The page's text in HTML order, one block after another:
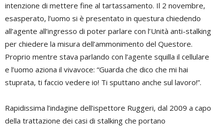
intenzione di mettere fine al tartassamento. Il 2 novembre,
esasperato, l’uomo si è presentato in questura chiedendo
all’agente all’ingresso di poter parlare con l’Unità anti-stalking
per chiedere la misura dell’ammonimento del Questore.
Proprio mentre stava parlando con l’agente squilla il cellulare
e l’uomo aziona il vivavoce: “Guarda che dico che mi hai
stuprata, ti faccio vedere io! Ti sputtano anche sul lavoro!”.
Rapidissima l’indagine dell’ispettore Ruggeri, dal 2009 a capo
della trattazione dei casi di stalking che portano